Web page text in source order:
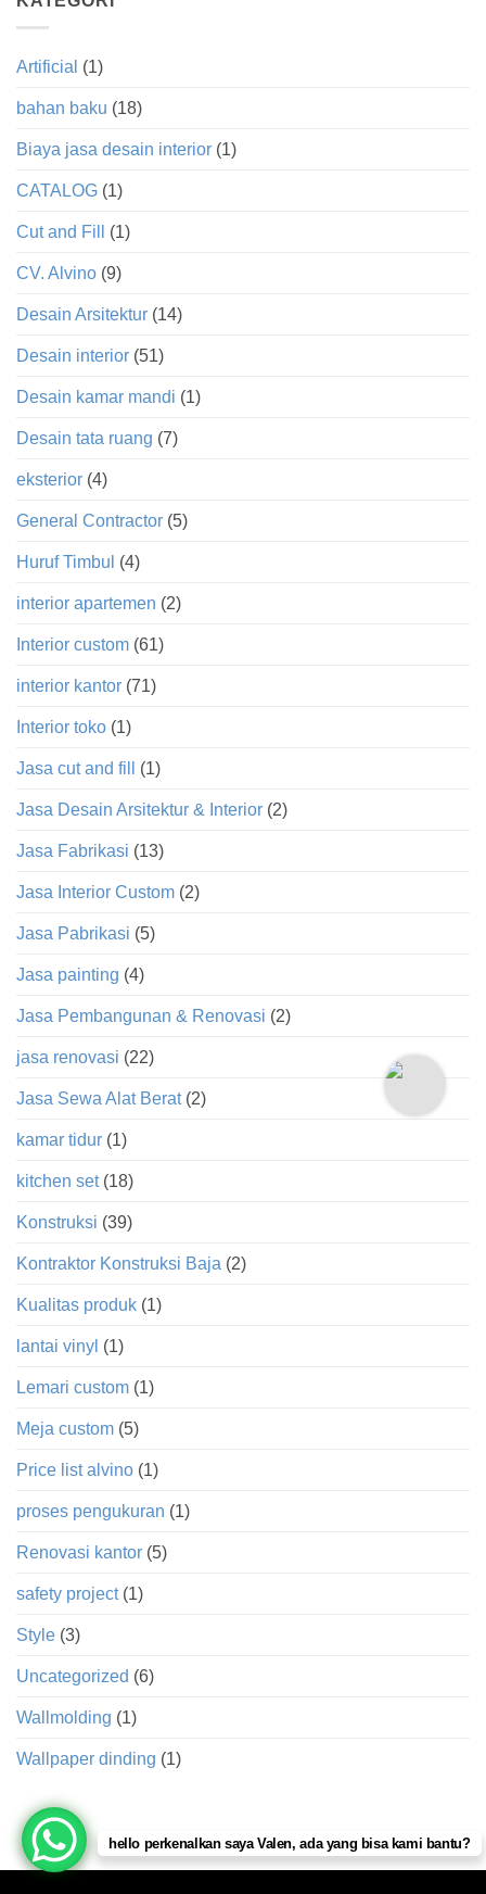
Artificial (1)
bahan baku (18)
Biaya jasa desain interior (1)
CATALOG (1)
Cut and Fill (1)
CV. Alvino (9)
Desain Arsitektur (14)
Desain interior (51)
Desain kamar mandi (1)
Desain tata ruang (7)
eksterior (4)
General Contractor (5)
Huruf Timbul (4)
interior apartemen (2)
Interior custom (61)
interior kantor (71)
Interior toko (1)
Jasa cut and fill (1)
Jasa Desain Arsitektur & Interior (2)
Jasa Fabrikasi (13)
Jasa Interior Custom (2)
Jasa Pabrikasi (5)
Jasa painting (4)
Jasa Pembangunan & Renovasi (2)
jasa renovasi (22)
Jasa Sewa Alat Berat(2)
kamar tidur (1)
kitchen set(18)
Konstruksi (39)
Kontraktor Konstruksi Baja (2)
Kualitas produk (1)
lantai vinyl (1)
Lemari custom (1)
Meja custom (5)
Price list alvino (1)
proses pengukuran (1)
Renovasi kantor (5)
safety project(1)
Style (3)
Uncategorized (6)
Wallmolding (1)
Wallpaper dinding (1)
hello perkenalkan saya Valen, ada yang bisa kami bantu?